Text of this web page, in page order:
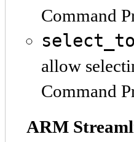
Command
allow
Command
ARM